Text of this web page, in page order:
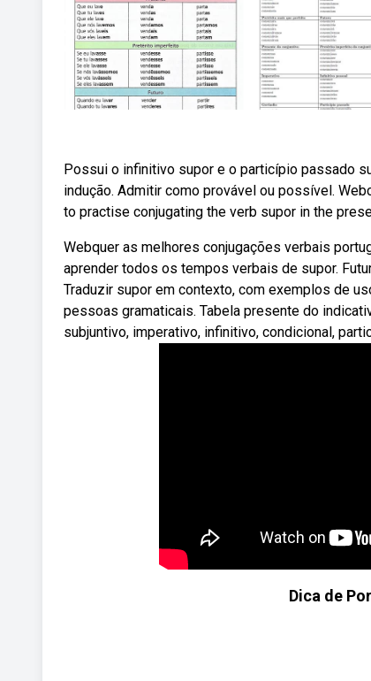
Possui o infinitivo supor e o particípio passado
indução. Admitir como provável ou possível.
to practise conjugating the verb supor in the
Webquer as melhores conjugações verbais
aprender todos os tempos verbais de supor.
Traduzir supor em contexto, com exemplos de
pessoas gramaticais. Tabela presente do
subjuntivo, imperativo, infinitivo, condicional,
Dica de